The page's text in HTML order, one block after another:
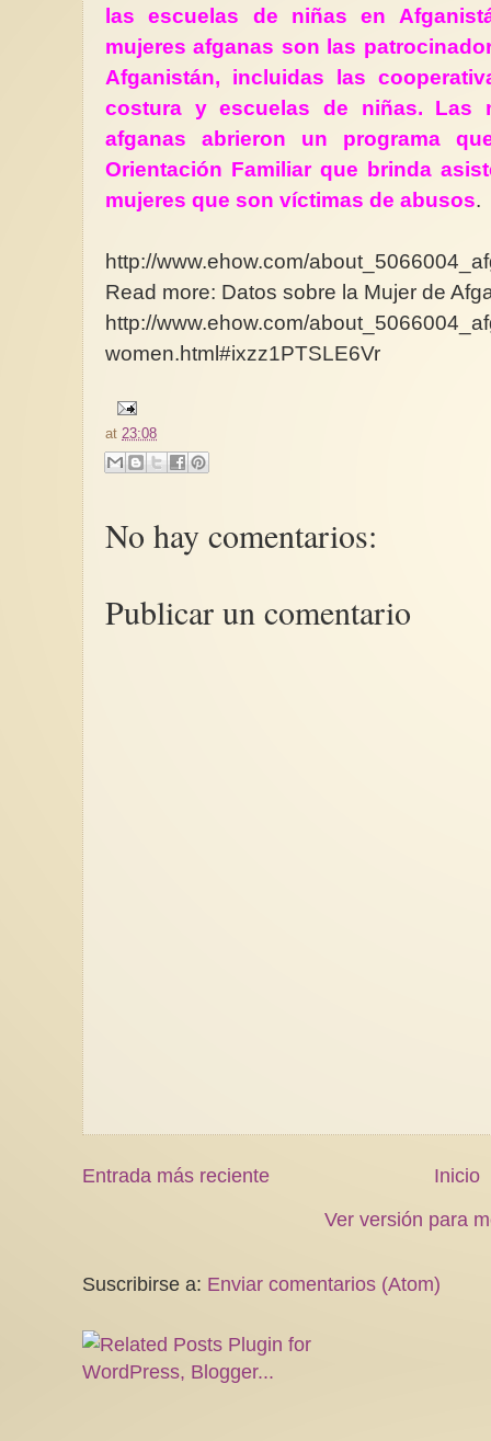
las escuelas de niñas en
mujeres afganas son las
Afganistán, incluidas las
costura y escuelas de niñas. Las
afganas abrieron un programa
Orientación Familiar que brinda
mujeres que son víctimas de abusos.
http://www.ehow.com/
Read more: Datos sobre la Mujer de
http://www.ehow.com/
women.html#ixzz1PTSLE6Vr
at 23:08
No hay comentarios:
Publicar un comentario
Entrada más reciente
Inicio
Ver versión para
Suscribirse a: Enviar comentarios (Atom)